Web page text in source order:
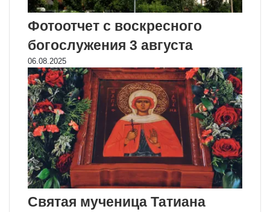
Фотоотчет с воскресного
богослужения 3 августа
06.08.2025
Святая мученица Татиана